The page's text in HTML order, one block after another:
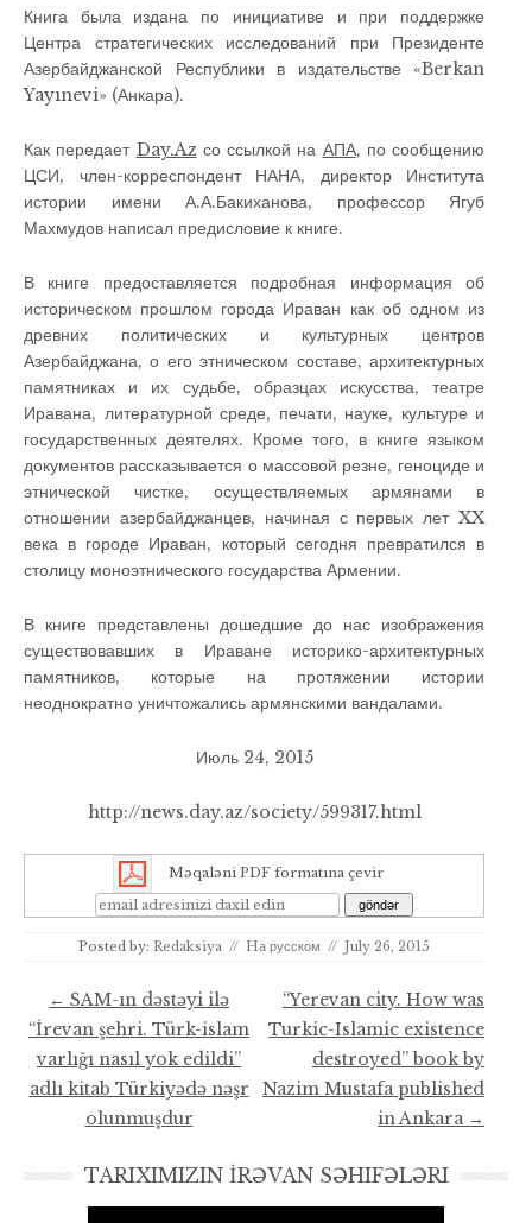
Книга была издана по инициативе и при поддержке
Центра стратегических исследований при Президенте
Азербайджанской Республики в издательстве «Berkan
Yayınevi» (Анкара).
Как передает Day.Az со ссылкой на АПА, по сообщению
ЦСИ, член-корреспондент НАНА, директор Института
истории имени А.А.Бакиханова, профессор Ягуб
Махмудов написал предисловие к книге.
В книге предоставляется подробная информация об
историческом прошлом города Ираван как об одном из
древних политических и культурных центров
Азербайджана, о его этническом составе, архитектурных
памятниках и их судьбе, образцах искусства, театре
Иравана, литературной среде, печати, науке, культуре и
государственных деятелях. Кроме того, в книге языком
документов рассказывается о массовой резне, геноциде и
этнической чистке, осуществляемых армянами в
отношении азербайджанцев, начиная с первых лет XX
века в городе Ираван, который сегодня превратился в
столицу моноэтнического государства Армении.
В книге представлены дошедшие до нас изображения
существовавших в Ираване историко-архитектурных
памятников, которые на протяжении истории
неоднократно уничтожались армянскими вандалами.
Июль 24, 2015
http://news.day.az/society/599317.html
Məqaləni PDF formatına çevir
Posted by: Redaksiya // Hа русском // July 26, 2015
Post navigation
← SAM-ın dəstəyi ilə
“İrevan şehri. Türk-islam
varlığı nasıl yok edildi”
adlı kitab Türkiyədə nəşr
olunmuşdur
“Yerevan city. How was
Turkic-Islamic existence
destroyed” book by
Nazim Mustafa published
in Ankara →
TARIXIMIZIN İRƏVAN SƏHIFƏLƏRI